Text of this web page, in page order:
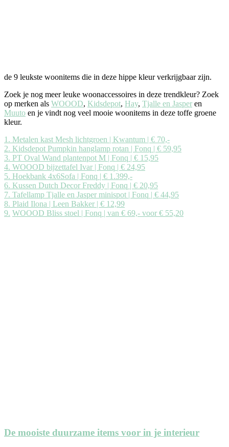
de 9 leukste woonitems die in deze hippe kleur verkrijgbaar zijn.
Zoek je nog meer leuke woonaccessoires in deze trendkleur? Zoek
op merken als WOOOD, Kidsdepot, Hay, Tjalle en Jasper en
Muuto en je vindt nog veel mooie woonitems in deze toffe groene
kleur.
1. Metalen kast Mesh lichtgroen | Kwantum | € 70,-
2. Kidsdepot Pumpkin hanglamp rotan | Fonq | € 59,95
3. PT Oval Wand plantenpot M | Fonq | € 15,95
4. WOOOD bijzettafel Ivar | Fonq | € 24,95
5. Hoekbank 4x6Sofa | Fonq | € 1.399,-
6. Kussen Dutch Decor Freddy | Fonq | € 20,95
7. Tafellamp Tjalle en Jasper minispot | Fonq | € 44,95
8. Plaid Ilona | Leen Bakker | € 12,99
9. WOOOD Bliss stoel | Fonq | van € 69,- voor € 55,20
De mooiste duurzame items voor in je interieur